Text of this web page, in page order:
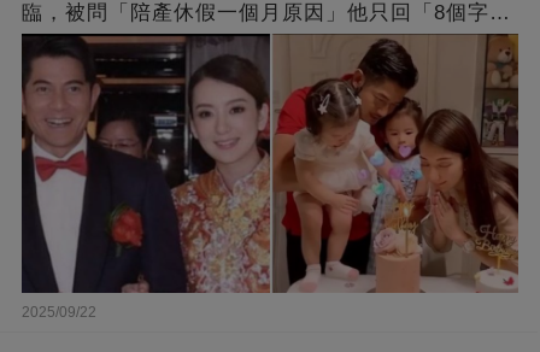
臨，被問「陪產休假一個月原因」他只回「8個字」
被贊爆
2025/09/22